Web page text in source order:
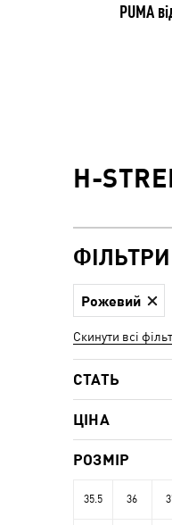
PUMA
H-
ФІЛЬТРИ
Рожевий
Скинути всі
СТАТЬ
ЦІНА
РОЗМІР
35.5 36